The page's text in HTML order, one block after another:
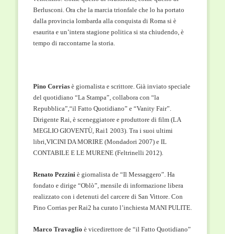
Berlusconi. Ora che la marcia trionfale che lo ha portato
dalla provincia lombarda alla conquista di Roma si è
esaurita e un’intera stagione politica si sta chiudendo, è
tempo di raccontarne la storia.
Pino Corriasè giornalista e scrittore. Già inviato speciale
del quotidiano “La Stampa”, collabora con “la
Repubblica”,“il Fatto Quotidiano” e “Vanity Fair”.
Dirigente Rai, è sceneggiatore e produttore di film (LA
MEGLIO GIOVENTÙ, Rai1 2003). Tra i suoi ultimi
libri,VICINI DA MORIRE (Mondadori 2007) e IL
CONTABILE E LE MURENE (Feltrinelli 2012).
Renato Pezziniè giornalista de “Il Messaggero”. Ha
fondato e dirige “Oblò”, mensile di informazione libera
realizzato con i detenuti del carcere di San Vittore. Con
Pino Corrias per Rai2 ha curato l’inchiesta MANI PULITE.
Marco Travaglio è vicedirettore de “il Fatto Quotidiano”